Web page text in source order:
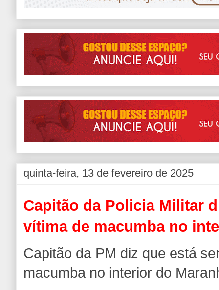
quinta-feira, 13 de fevereiro de 2025
Capitão da Policia Militar
vítima de macumba no
Capitão da PM diz que está
macumba no interior do